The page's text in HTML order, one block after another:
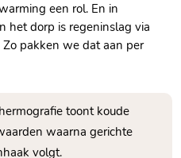
een rol.​ En in
het dorp is regeninslag via
pakken we dat aan per
toont koude
waarna gerichte
volgt.​